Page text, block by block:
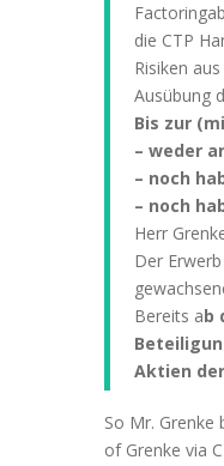
die CTP
Risiken
Ausübung
Bis zur
– weder
– noch
– noch
Herr
Der
Bereits ab
Aktien
So Mr.
of Grenke via